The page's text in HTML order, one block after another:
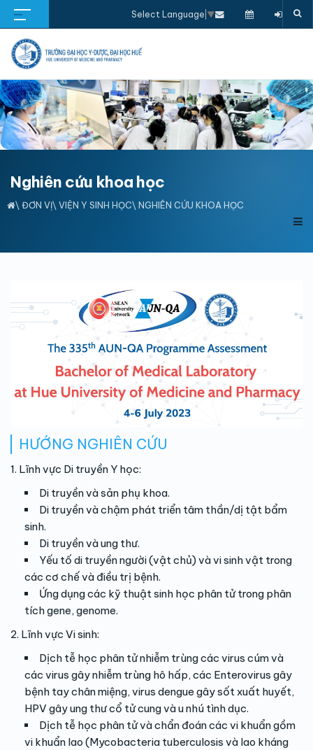
Select Language ▼
Nghiên cứu khoa học
\ ĐƠN VỊ\ VIỆN Y SINH HỌC\ NGHIÊN CỨU KHOA HỌC
HƯỚNG NGHIÊN CỨU
1. Lĩnh vực Di truyền Y học:
Di truyền và sản phụ khoa.
Di truyền và chậm phát triển tâm thần/dị tật bẩm
sinh.
Di truyền và ung thư.
Yếu tố di truyền người (vật chủ) và vi sinh vật trong
các cơ chế và điều trị bệnh.
Ứng dụng các kỹ thuật sinh học phân tử trong phân
tích gene, genome.
2. Lĩnh vực Vi sinh:
Dịch tễ học phân tử nhiễm trùng các virus cúm và
các virus gây nhiễm trùng hô hấp, các Enterovirus gây
bệnh tay chân miệng, virus dengue gây sốt xuất huyết,
HPV gây ung thư cổ tử cung và u nhú tình dục.
Dịch tễ học phân tử và chẩn đoán các vi khuẩn gồm
vi khuẩn lao (Mycobacteria tuberculosis và lao kháng